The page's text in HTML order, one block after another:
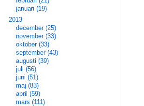
januari (19)
2013
december (25)
november (33)
oktober (33)
september (43)
augusti (39)
juli (56)
juni (51)
maj (83)
april (59)
mars (111)